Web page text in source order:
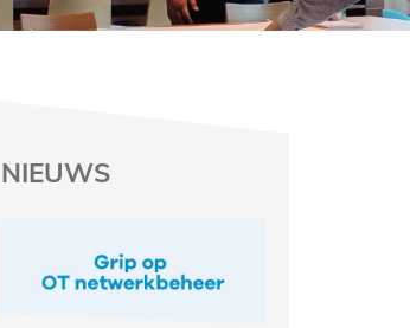
NIEUWS